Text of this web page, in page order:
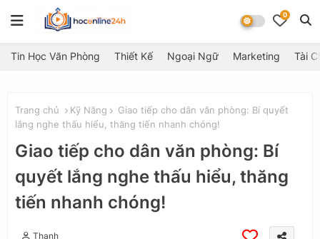
0
Tin Học Văn Phòng Thiết Kế Ngoại Ngữ Marketing Tài
Trang chủ Kỹ Năng
Giao tiếp cho dân văn phòng: Bí quyết
lắng nghe thấu hiểu, thăng tiến nhanh chóng!
Giao tiếp cho dân văn phòng: Bí
quyết lắng nghe thấu hiểu, thăng
tiến nhanh chóng!
Thanh